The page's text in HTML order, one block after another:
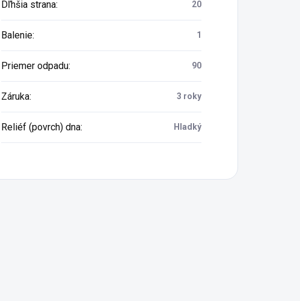
Dľhšia strana: 20
Balenie: 1
Priemer odpadu: 90
Záruka: 3 roky
Reliéf (povrch) dna: Hladký